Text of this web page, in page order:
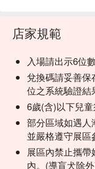
店家規範
入場請出示6位
兌換碼請妥善保
位之系統驗證結
6歲(含)以下兒童
部分區域如遇人
並嚴格遵守展區
展區內禁止攜
內。(導盲犬除